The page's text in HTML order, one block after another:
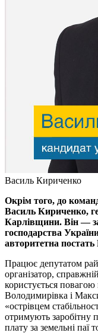
Василь Кириченко
Окрім того, до
Василь Кириченко,
Карлівщини. Він —
господарства
авторитетна
Працює депутатом
організатор,
користується повагою
Володимирівка і
«острівцем
отримують заробітну
плату за земельні паї